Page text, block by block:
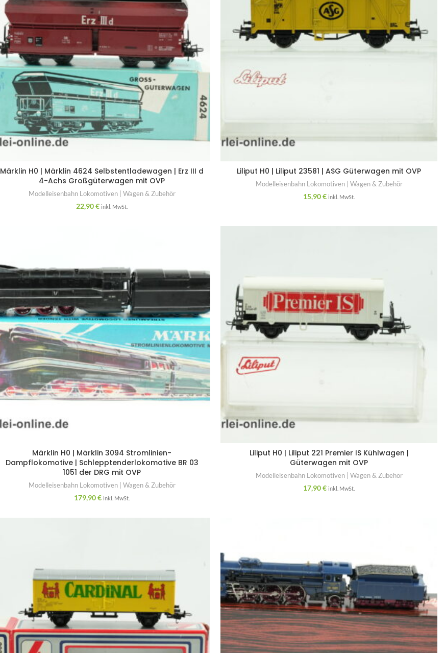
Märklin H0 | Märklin 4624 Selbstentladewagen | Erz III d
4-Achs Großgüterwagen mit OVP
Modelleisenbahn Lokomotiven | Wagen & Zubehör
22,90€ inkl. MwSt.
Liliput H0 | Liliput 23581 | ASG Güterwagen mit OVP
Modelleisenbahn Lokomotiven | Wagen & Zubehör
15,90€ inkl. MwSt.
Märklin H0 | Märklin 3094 Stromlinien-
Dampflokomotive | Schlepptenderlokomotive BR 03
1051 der DRG mit OVP
Modelleisenbahn Lokomotiven | Wagen & Zubehör
179,90€ inkl. MwSt.
Liliput H0 | Liliput 221 Premier IS Kühlwagen |
Güterwagen mit OVP
Modelleisenbahn Lokomotiven | Wagen & Zubehör
17,90€ inkl. MwSt.